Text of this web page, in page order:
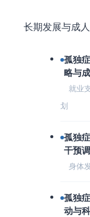
长期发展与成
孤独
略与
就业
划
孤独
干预
身体
孤独
动与